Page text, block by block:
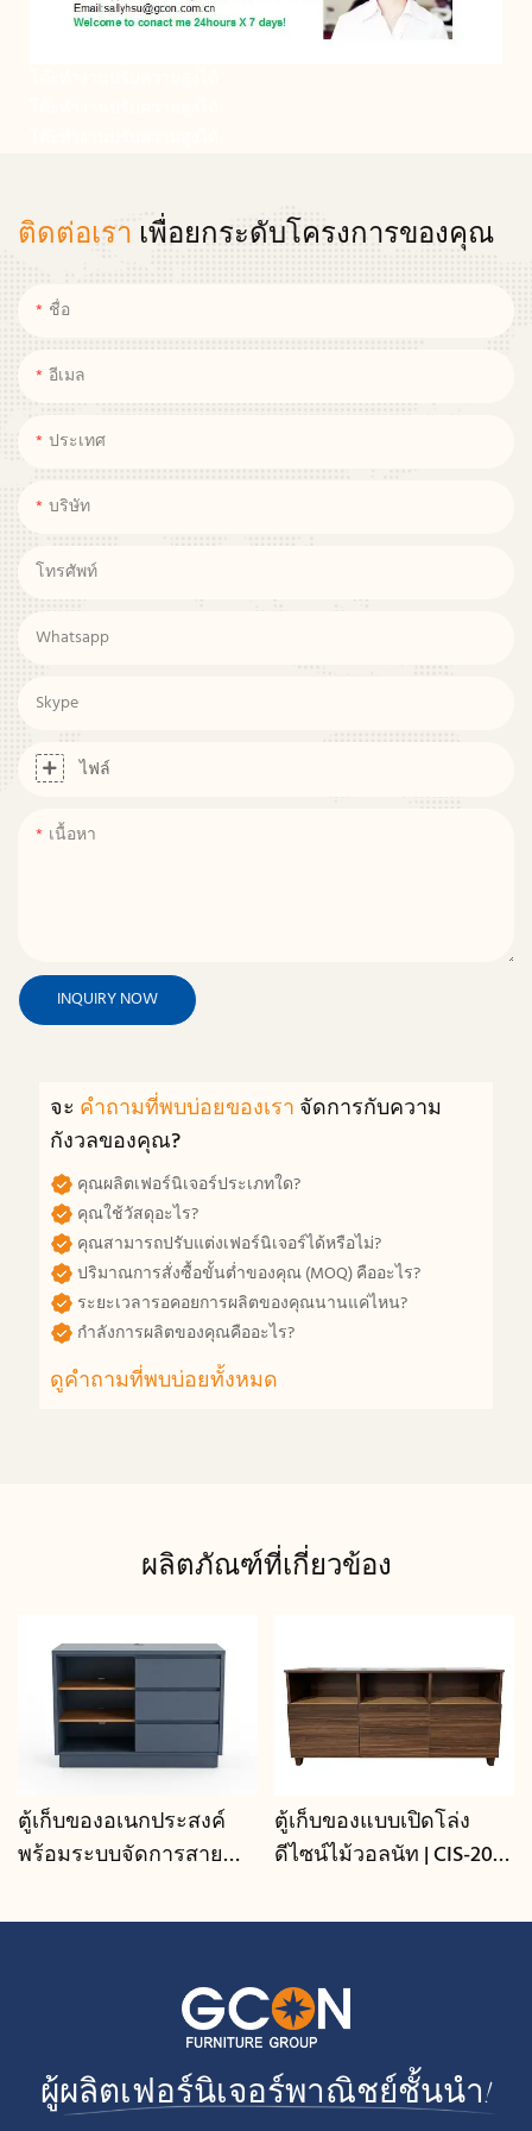
ติดต่อเรา เพื่อยกระดับโครงการของคุณ
ชื่อ
อีเมล
ประเทศ
บริษัท
โทรศัพท์
Whatsapp
Skype
ไฟล์
เนื้อหา
INQUIRY NOW
จะ คำถามที่พบบ่อยของเรา จัดการกับความ
กังวลของคุณ?
คุณผลิตเฟอร์นิเจอร์ประเภทใด?
คุณใช้วัสดุอะไร?
คุณสามารถปรับแต่งเฟอร์นิเจอร์ได้หรือไม่?
ปริมาณการสั่งซื้อขั้นต่ำของคุณ (MOQ) คืออะไร?
ระยะเวลารอคอยการผลิตของคุณนานแค่ไหน?
กำลังการผลิตของคุณคืออะไร?
ดูคำถามที่พบบ่อยทั้งหมด
ผลิตภัณฑ์ที่เกี่ยวข้อง
ตู้เก็บของอเนกประสงค์
พร้อมระบบจัดการสาย
ตู้เก็บของแบบเปิดโล่ง
ดีไซน์ไม้วอลนัท | CIS-207 -
ผู้ผลิตเฟอร์นิเจอร์พาณิชย์ชั้นนำ!